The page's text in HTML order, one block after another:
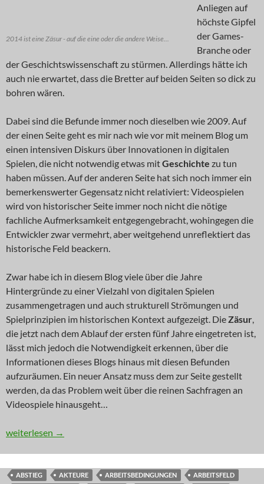
2014 ist eine Zäsur - auf die eine oder die andere Weise...
Anliegen auf
höchste Gipfel
der Games-
Branche oder
der Geschichtswissenschaft zu stürmen. Allerdings hätte ich
auch nie erwartet, dass die Bretter auf beiden Seiten so dick zu
bohren wären.
Dabei sind die Befunde immer noch dieselben wie 2009. Auf
der einen Seite geht es mir nach wie vor mit meinem Blog um
einen intensiven Diskurs über Innovationen in digitalen
Spielen, die nicht notwendig etwas mitGeschichte zu tun
haben müssen. Auf der anderen Seite hat sich noch immer ein
bemerkenswerter Gegensatz nicht relativiert: Videospielen
wird von historischer Seite immer noch nicht die nötige
fachliche Aufmerksamkeit entgegengebracht, wohingegen die
Entwickler zwar vermehrt, aber weitgehend unreflektiert das
historische Feld beackern.
Zwar habe ich in diesem Blog viele über die Jahre
Hintergründe zu einer Vielzahl von digitalen Spielen
zusammengetragen und auch strukturell Strömungen und
Spielprinzipien im historischen Kontext aufgezeigt. DieZäsur,
die jetzt nach dem Ablauf der ersten fünf Jahre eingetreten ist,
lässt mich jedoch die Notwendigkeit erkennen, über die
Informationen dieses Blogs hinaus mit diesen Befunden
aufzuräumen. Ein neuer Ansatz muss dem zur Seite gestellt
werden, da das Problem weit über die reinen Sachfragen an
Videospiele hinausgeht…
IN EIGENER SACHE: Verbündete in dünner Luft
weiterlesen →
ABSTIEG AKTEURE ARBEITSBEDINGUNGEN ARBEITSFELD